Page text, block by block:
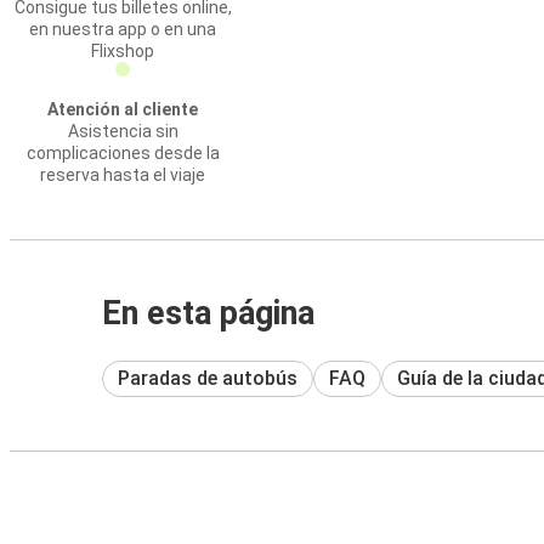
Consigue tus billetes online,
en nuestra app o en una
Flixshop
Atención al cliente
Asistencia sin
complicaciones desde la
reserva hasta el viaje
En esta página
Paradas de autobús FAQ Guía de la